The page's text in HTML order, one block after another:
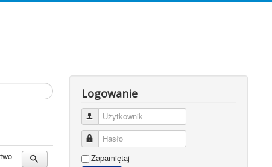
Logowanie
Użytkownik
Hasło
Zapamiętaj